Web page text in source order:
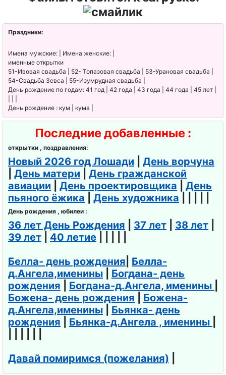
Праздники:
Имена мужские: | Имена женские: |
именные открытки
51-Ивовая свадьба | 52- Топазовая свадьба | 53-Урановая свадьба |
54-Свадьба Зевса | 55-Изумрудная свадьба |
День рождение по годам: 41 год | 42 года | 43 года | 44 года | 45 лет |
День рождение : кум | кума |
Последние добавленные :
открытки , поздравления:
Новый 2026 год Лошади
День ворчуна
День матери
День гражданской
авиации
День проектировщика
День
пьяного ёжика
День художника
День рождения , юбилеи :
36 лет День Рождения 37 лет 38 лет
39 лет
40 летие
Белла- день рождения Белла-
д.Ангела,именины
Богдана- день
рождения
Богдана-д.Ангела, именины
Божена- день рождения
Божена-
д.Ангела,именины
Бьянка- день
рождения
Бьянка-д.Ангела , именины
Давай помиримся (пожелания)